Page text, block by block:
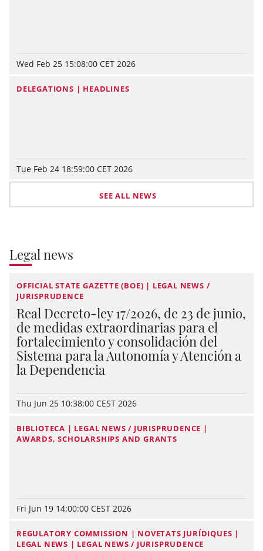
Wed Feb 25 15:08:00 CET 2026
DELEGATIONS | HEADLINES
Tue Feb 24 18:59:00 CET 2026
SEE ALL NEWS
Legal news
OFFICIAL STATE GAZETTE (BOE) | LEGAL NEWS /
JURISPRUDENCE
Real Decreto-ley 17/2026, de 23 de junio,
de medidas extraordinarias para el
fortalecimiento y consolidación del
Sistema para la Autonomía y Atención a
la Dependencia
Thu Jun 25 10:38:00 CEST 2026
BIBLIOTECA | LEGAL NEWS / JURISPRUDENCE |
AWARDS, SCHOLARSHIPS AND GRANTS
Fri Jun 19 14:00:00 CEST 2026
REGULATORY COMMISSION | NOVETATS JURÍDIQUES |
LEGAL NEWS | LEGAL NEWS / JURISPRUDENCE